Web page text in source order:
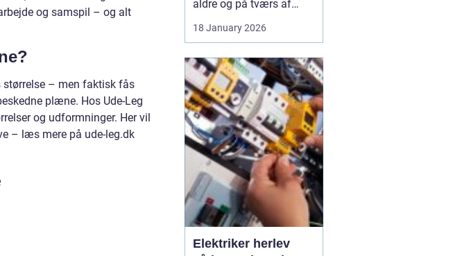
og samspil – og alt
– men faktisk fås
plæne. Hos Ude-Leg
og udformninger. Her vil
– læs mere på ude-leg.dk
aldre og på tværs af
starter det med hygge,
at dæmpe uro og svære
følelser på. Langsomt
flytter alkoholen græns...
18 January 2026
Elektriker herlev